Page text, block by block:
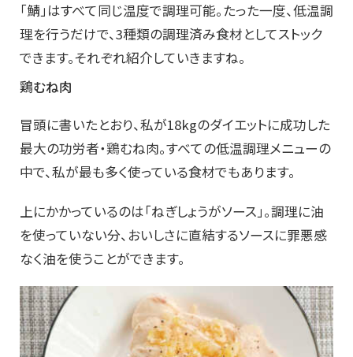
「鯖」はすべて同じ温度で調理可能。たった一度、低温調
理を行うだけで、3種類の調理済み食材としてストック
できます。それぞれ紹介していきますね。
鶏むね肉
冒頭に書いたとおり、私が18kgのダイエットに成功した
最大の功労者・鶏むね肉。すべての低温調理メニューの
中で、私が最も多く使っている食材でもあります。
上にかかっているのは「ねぎしょうがソース」。調理に油
を使っていない分、おいしさに直結するソースに罪悪感
なく油を使うことができます。